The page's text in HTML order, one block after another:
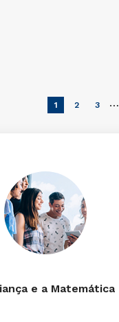
1 2 3 …
e a Matemática